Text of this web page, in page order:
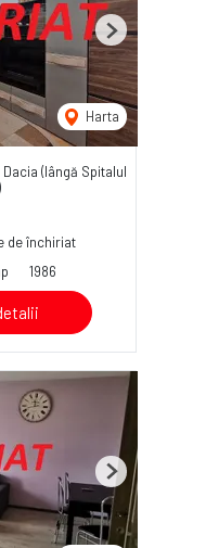
Harta
Next
(lângă Spitalul
de închiriat
1986
Next